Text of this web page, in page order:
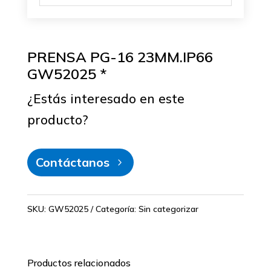
PRENSA PG-16 23MM.IP66
GW52025 *
¿Estás interesado en este
producto?
Contáctanos
SKU: GW52025 Categoría: Sin categorizar
Productos relacionados